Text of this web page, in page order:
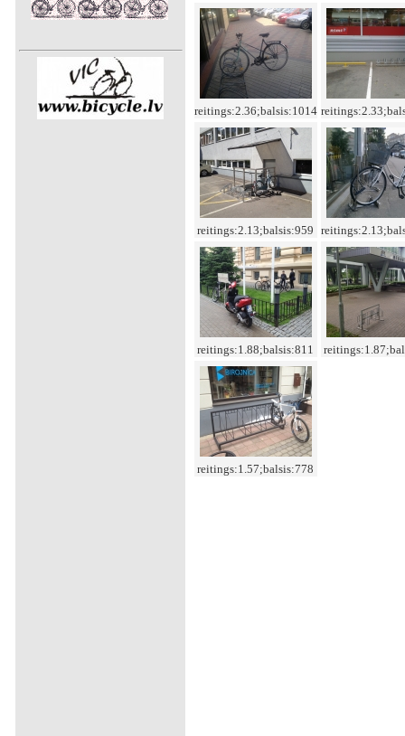
reitings:2.36;balsis:1014
reitings:2.13;balsis:959
reitings:1.88;balsis:811
reitings:1.57;balsis:778